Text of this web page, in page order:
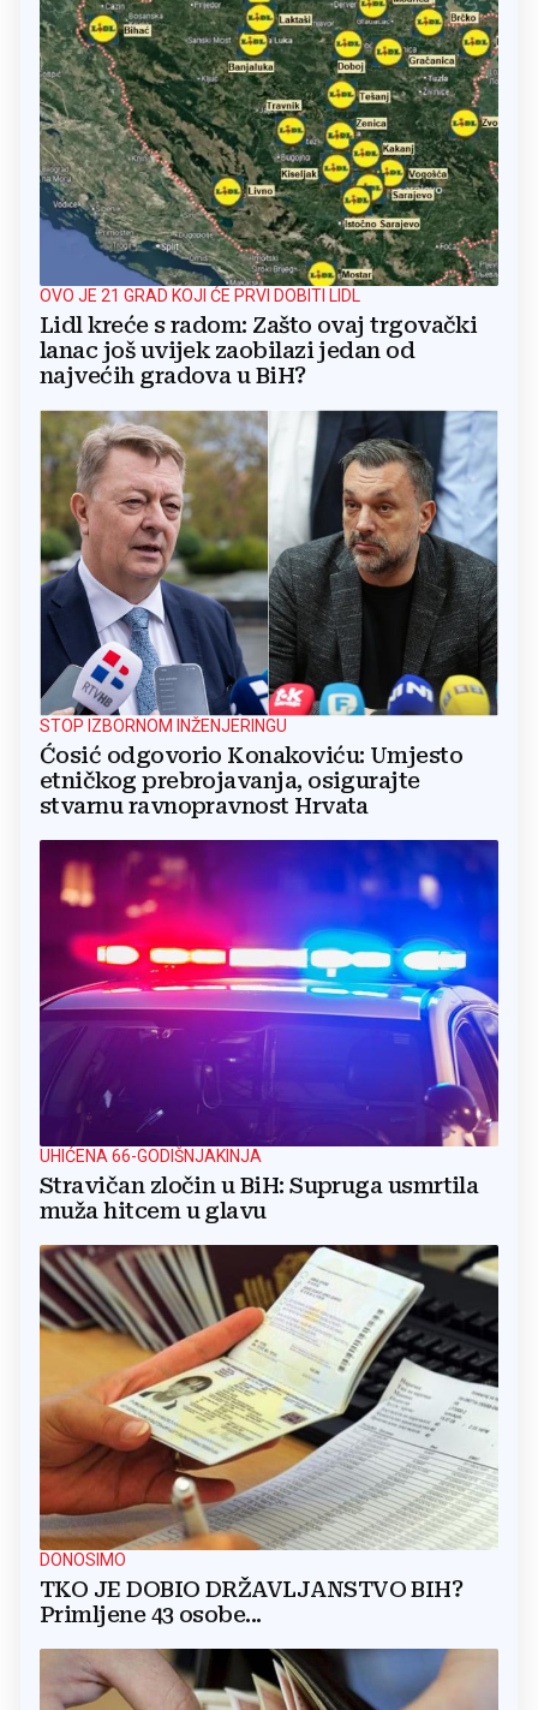
OVO JE 21 GRAD KOJI ĆE PRVI DOBITI LIDL
Lidl kreće s radom: Zašto ovaj trgovački
lanac još uvijek zaobilazi jedan od
najvećih gradova u BiH?
STOP IZBORNOM INŽENJERINGU
Ćosić odgovorio Konakoviću: Umjesto
etničkog prebrojavanja, osigurajte
stvarnu ravnopravnost Hrvata
UHIĆENA 66-GODIŠNJAKINJA
Stravičan zločin u BiH: Supruga usmrtila
muža hitcem u glavu
DONOSIMO
TKO JE DOBIO DRŽAVLJANSTVO BIH?
Primljene 43 osobe...